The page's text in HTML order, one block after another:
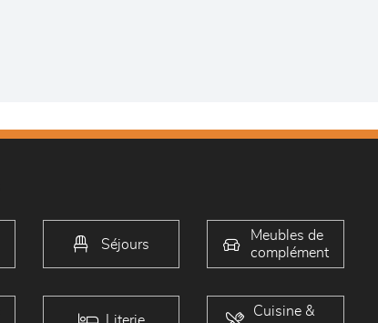
Séjours
Meubles de
complément
Literie
Cuisine &